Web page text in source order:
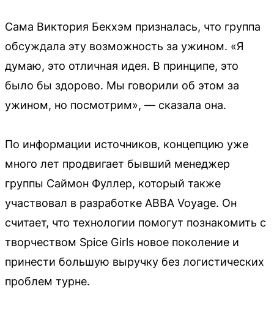
Сама Виктория Бекхэм призналась, что группа
обсуждала эту возможность за ужином. «Я
думаю, это отличная идея. В принципе, это
было бы здорово. Мы говорили об этом за
ужином, но посмотрим», — сказала она.
По информации источников, концепцию уже
много лет продвигает бывший менеджер
группы Саймон Фуллер, который также
участвовал в разработке ABBA Voyage. Он
считает, что технологии помогут познакомить с
творчеством Spice Girls новое поколение и
принести большую выручку без логистических
проблем турне.